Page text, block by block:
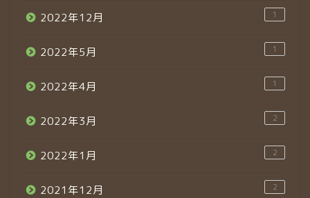
2022年12月 1
2022年5月 1
2022年4月 1
2022年3月 2
2022年1月 2
2021年12月 2